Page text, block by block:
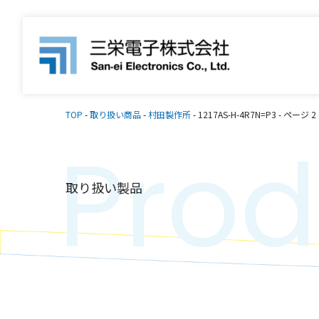
TOP -取り扱い商品-村田製作所- 1217AS-H-4R7N=P3 - ページ 2
取り扱い製品